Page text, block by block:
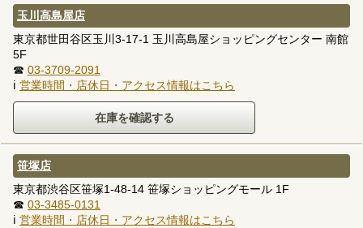
玉川高島屋店
東京都世田谷区玉川3-17-1 玉川高島屋ショッピングセンター 南館
5F
☎ 03-3709-2091
ℹ 営業時間・店休日・アクセス情報はこちら
笹塚店
東京都渋谷区笹塚1-48-14 笹塚ショッピングモール 1F
☎ 03-3485-0131
ℹ 営業時間・店休日・アクセス情報はこちら